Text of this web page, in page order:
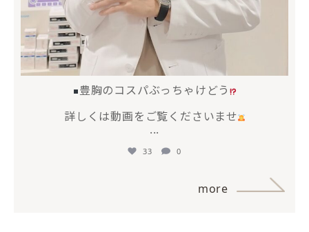
豊胸のコスパぶっちゃけどう
詳しくは動画をご覧くださいませ
...
33 0
more